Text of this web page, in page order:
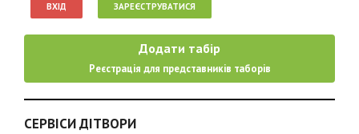
ВХІД ЗАРЕЄСТРУВАТИСЯ
Додати табір
Реєстрація для представників таборів
СЕРВІСИ ДІТВОРИ